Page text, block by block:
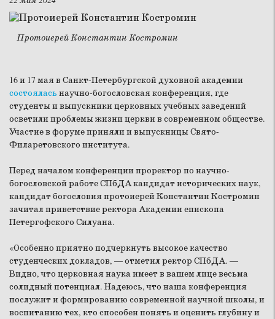
Протоиерей Константин Костромин
16 и 17 мая в Санкт-Петербургской духовной академии
состоялась научно-богословская конференция, где
студенты и выпускники церковных учебных заведений
осветили проблемы жизни церкви в современном обществе.
Участие в форуме приняли и выпускницы Свято-
Филаретовского института.
Перед началом конференции проректор по научно-
богословской работе СПбДА кандидат исторических наук,
кандидат богословия протоиерей Константин Костромин
зачитал приветствие ректора Академии епископа
Петергофского Силуана.
«Особенно приятно подчеркнуть высокое качество
студенческих докладов, — отметил ректор СПбДА. —
Видно, что церковная наука имеет в вашем лице весьма
солидный потенциал. Надеюсь, что наша конференция
послужит и формированию современной научной школы, и
воспитанию тех, кто способен понять и оценить глубину и